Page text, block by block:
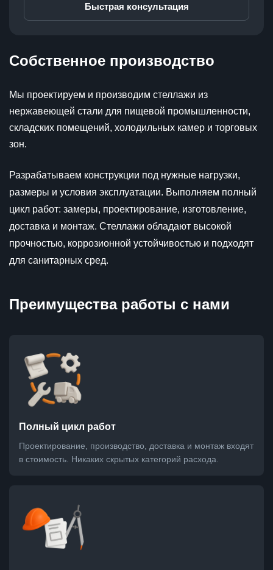
Быстрая консультация
Собственное производство
Мы проектируем и производим стеллажи из
нержавеющей стали для пищевой промышленности,
складских помещений, холодильных камер и торговых
зон.
Разрабатываем конструкции под нужные нагрузки,
размеры и условия эксплуатации. Выполняем полный
цикл работ: замеры, проектирование, изготовление,
доставка и монтаж. Стеллажи обладают высокой
прочностью, коррозионной устойчивостью и подходят
для санитарных сред.
Преимущества работы с нами
Полный цикл работ
Проектирование, производство, доставка и монтаж входят
в стоимость. Никаких скрытых категорий расхода.